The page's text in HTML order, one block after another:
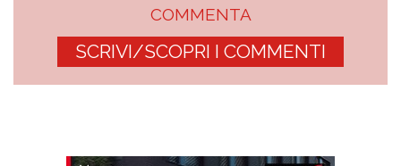
COMMENTA
SCRIVI/SCOPRI I COMMENTI